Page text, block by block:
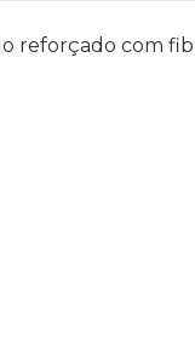
reforçado com